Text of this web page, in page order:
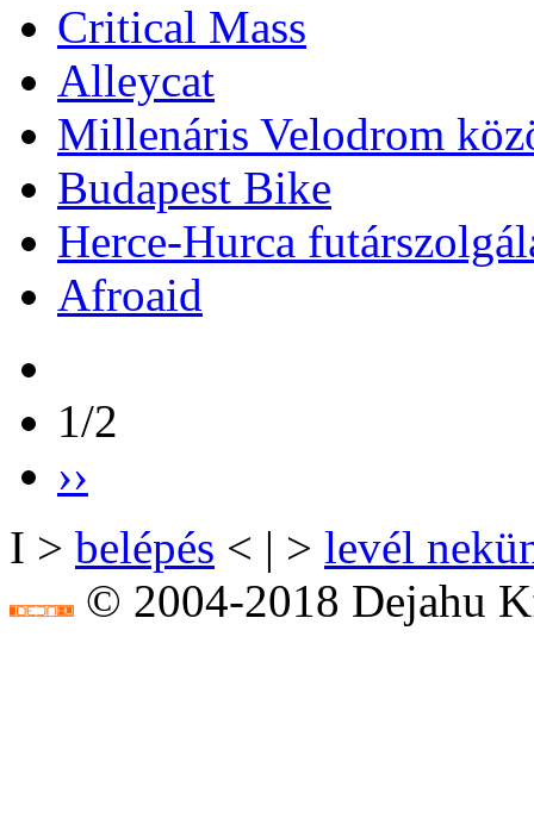
Critical Mass
Alleycat
Millenáris Velodrom
Budapest Bike
Herce-Hurca
Afroaid
1/2
››
I > belépés < | > levél
© 2004-2018 Dejahu